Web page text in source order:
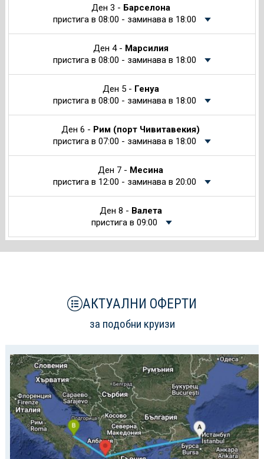
Ден 3 - Барселона
пристига в 08:00 - заминава в 18:00
Ден 4 - Марсилия
пристига в 08:00 - заминава в 18:00
Ден 5 - Генуа
пристига в 08:00 - заминава в 18:00
Ден 6 - Рим (порт Чивитавекия)
пристига в 07:00 - заминава в 18:00
Ден 7 - Месина
пристига в 12:00 - заминава в 20:00
Ден 8 - Валета
пристига в 09:00
АКТУАЛНИ ОФЕРТИ
за подобни круизи